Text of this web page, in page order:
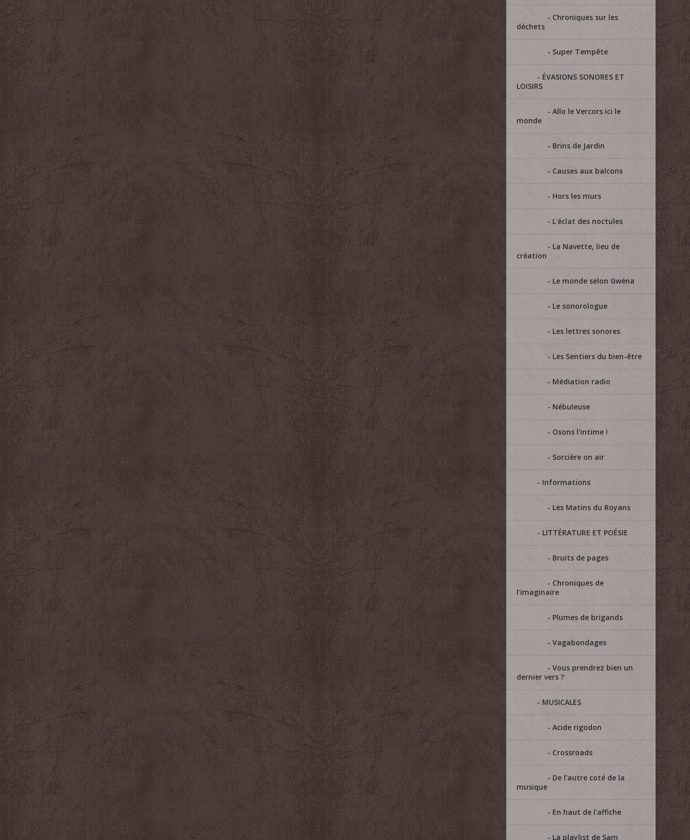
Chroniques sur les
déchets
Super Tempête
ÉVASIONS SONORES ET
LOISIRS
Allo le Vercors ici le
monde
Brins de Jardin
Causes aux balcons
Hors les murs
L'éclat des noctules
La Navette, lieu de
création
Le monde selon Gwéna
Le sonorologue
Les lettres sonores
Les Sentiers du bien-être
Médiation radio
Nébuleuse
Osons l'intime !
Sorcière on air
Informations
Les Matins du Royans
LITTÉRATURE ET POÉSIE
Bruits de pages
Chroniques de
l'imaginaire
Plumes de brigands
Vagabondages
Vous prendrez bien un
dernier vers ?
MUSICALES
Acide rigodon
Crossroads
De l'autre coté de la
musique
En haut de l'affiche
La playlist de Sam